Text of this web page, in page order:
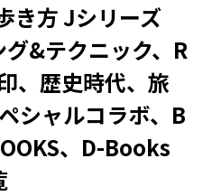
き方 Jシリーズ
グ&テクニック、R
、歴史時代、旅
シャルコラボ、B
、D-Books